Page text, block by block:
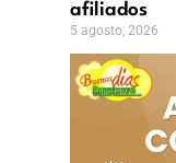
afiliados
5 agosto, 2026